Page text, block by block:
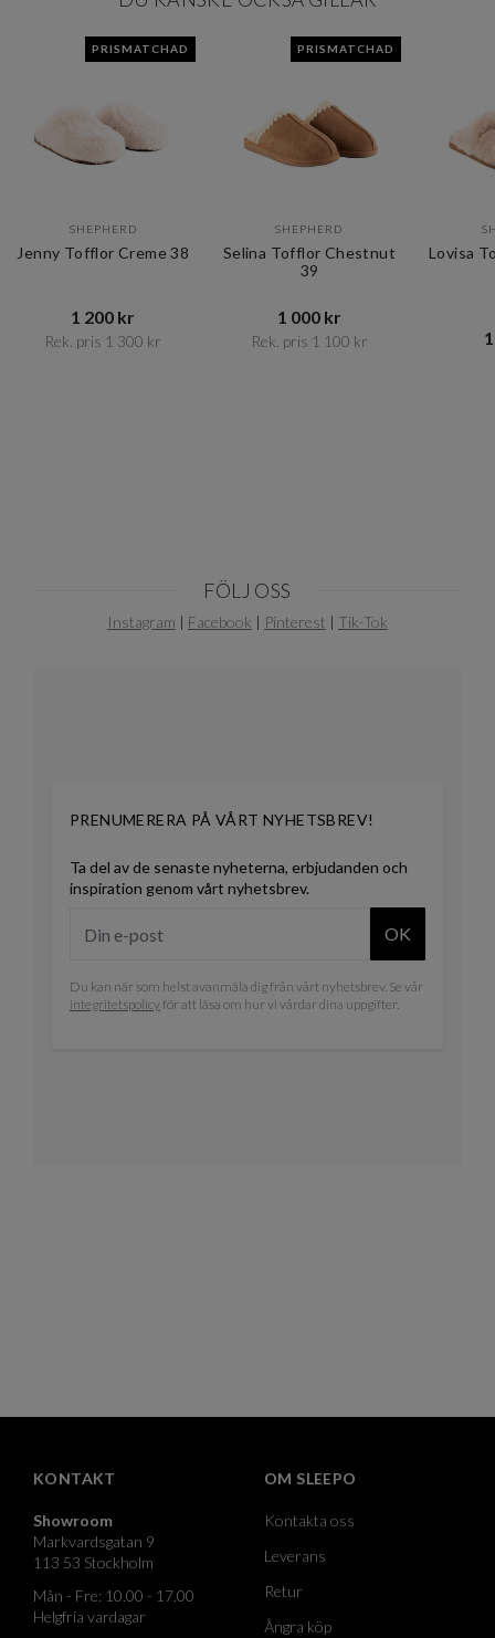
PRISMATCHAD
SHEPHERD
Jenny Tofflor Creme 38
1 200 kr​​
Rek. pris 1 300 kr​​
PRISMATCHAD
SHEPHERD
Selina Tofflor Chestnut
39
1 000 kr​​
Rek. pris 1 100 kr​​
Lovisa
FÖLJ OSS
Instagram | Facebook | Pinterest | Tik-Tok
PRENUMERERA PÅ VÅRT NYHETSBREV!
Ta del av de senaste nyheterna, erbjudanden och
inspiration genom vårt nyhetsbrev.
OK
Du kan när som helst avanmäla dig från vårt nyhetsbrev. Se vår
integritetspolicyför att läsa om hur vi vårdar dina uppgifter.
KONTAKT
Showroom
Markvardsgatan 9
113 53 Stockholm
Mån - Fre: 10.00 - 17.00
Helgfria vardagar
OM SLEEPO
Kontakta oss
Leverans
Retur
Ångra köp